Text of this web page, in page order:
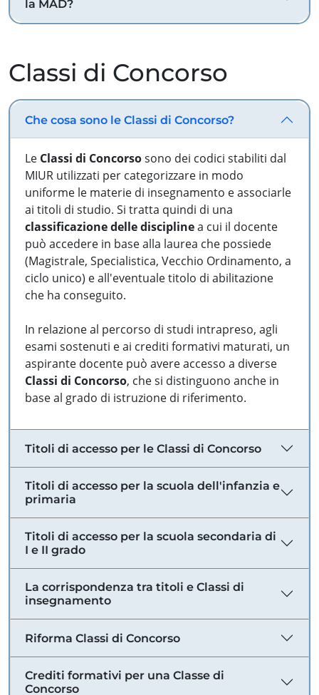
la MAD?
Classi di Concorso
Che cosa sono le Classi di Concorso?
Le Classi di Concorsosono dei codici stabiliti dal
MIUR utilizzati per categorizzare in modo
uniforme le materie di insegnamento e associarle
ai titoli di studio. Si tratta quindi di una
classificazione delle disciplinea cui il docente
può accedere in base alla laurea che possiede
(Magistrale, Specialistica, Vecchio Ordinamento, a
ciclo unico) e all'eventuale titolo di abilitazione
che ha conseguito.
In relazione al percorso di studi intrapreso, agli
esami sostenuti e ai crediti formativi maturati, un
aspirante docente può avere accesso a diverse
Classi di Concorso, che si distinguono anche in
base al grado di istruzione di riferimento.
Titoli di accesso per le Classi di Concorso
Titoli di accesso per la scuola dell'infanzia e
primaria
Titoli di accesso per la scuola secondaria di
I e II grado
La corrispondenza tra titoli e Classi di
insegnamento
Riforma Classi di Concorso
Crediti formativi per una Classe di
Concorso